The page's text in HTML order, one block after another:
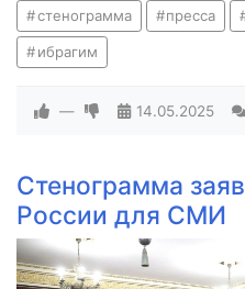
стенограмма пресса
ибрагим
— 14.05.2025
Стенограмма
России для СМИ